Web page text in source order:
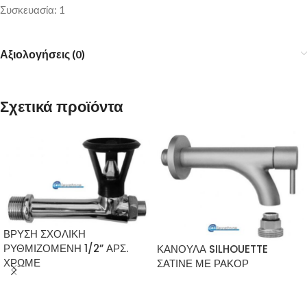
Συσκευασία: 1
Αξιολογήσεις (0)
Σχετικά προϊόντα
ΒΡΥΣΗ ΣΧΟΛΙΚΗ
ΡΥΘΜΙΖΟΜΕΝΗ 1/2” ΑΡΣ.
ΧΡΩΜΕ
ΚΑΝΟΥΛΑ SILHOUETTE
ΣΑΤΙΝΕ ΜΕ ΡΑΚΟΡ